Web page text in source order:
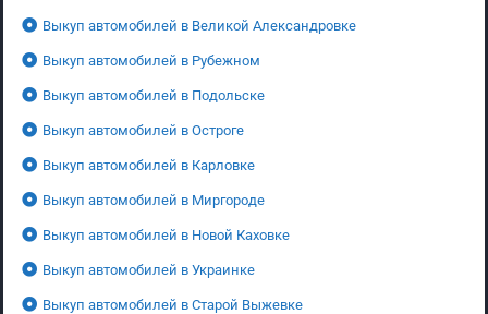
Выкуп автомобилей в Великой Александровке
Выкуп автомобилей в Рубежном
Выкуп автомобилей в Подольске
Выкуп автомобилей в Остроге
Выкуп автомобилей в Карловке
Выкуп автомобилей в Миргороде
Выкуп автомобилей в Новой Каховке
Выкуп автомобилей в Украинке
Выкуп автомобилей в Старой Выжевке